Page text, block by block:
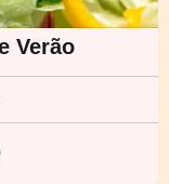
Verão